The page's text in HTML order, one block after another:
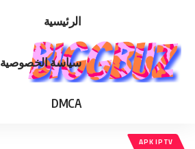
الرئيسية
سياسة الخصوصية
DMCA
APK IPTV